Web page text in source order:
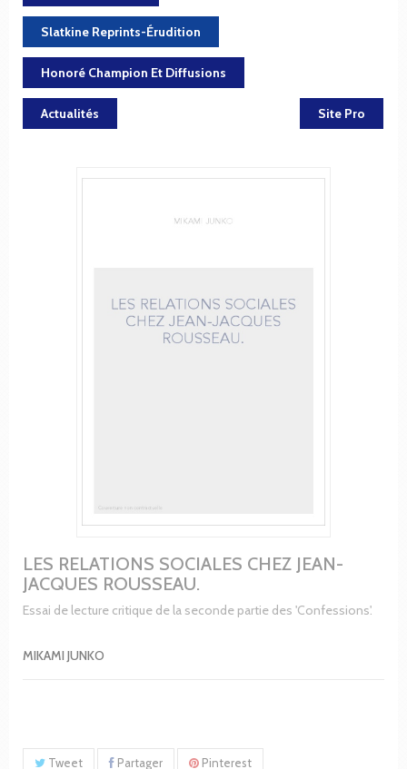
Slatkine Reprints-Érudition
Honoré Champion Et Diffusions
Actualités Site Pro
LES RELATIONS SOCIALES CHEZ JEAN-
JACQUES ROUSSEAU.
Essai de lecture critique de la seconde partie des 'Confessions'.
MIKAMI JUNKO
Tweet Partager Pinterest